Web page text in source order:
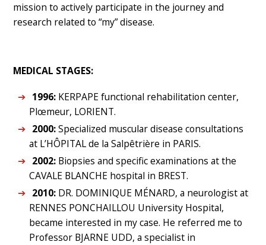
mission to actively participate in the journey and
research related to “my” disease.
MEDICAL STAGES:
1996:KERPAPE functional rehabilitation center,
Plœmeur, LORIENT.
2000:Specialized muscular disease consultations
at L’HÔPITAL de la Salpêtrière in PARIS.
2002:Biopsies and specific examinations at the
CAVALE BLANCHE hospital in BREST.
2010:DR. DOMINIQUE MÉNARD, a neurologist at
RENNES PONCHAILLOU University Hospital,
became interested in my case. He referred me to
Professor BJARNE UDD, a specialist in